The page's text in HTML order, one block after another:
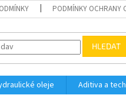
PODMÍNKY OCHRANY
HLEDAT
oleje Aditiva a